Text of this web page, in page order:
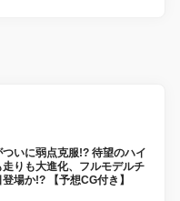
ついに弱点克服!? 待望のハイ
りも大進化、フルモデルチ
場か!? 【予想CG付き】